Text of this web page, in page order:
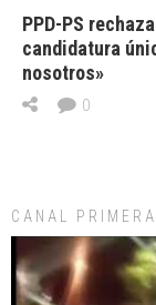
PPD-PS
candidatura
nosotros»
0
CANAL